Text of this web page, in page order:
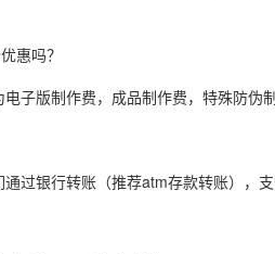
惠吗？
子版制作费，成品制作费，特殊防
过银行转账（推荐atm存款转账），